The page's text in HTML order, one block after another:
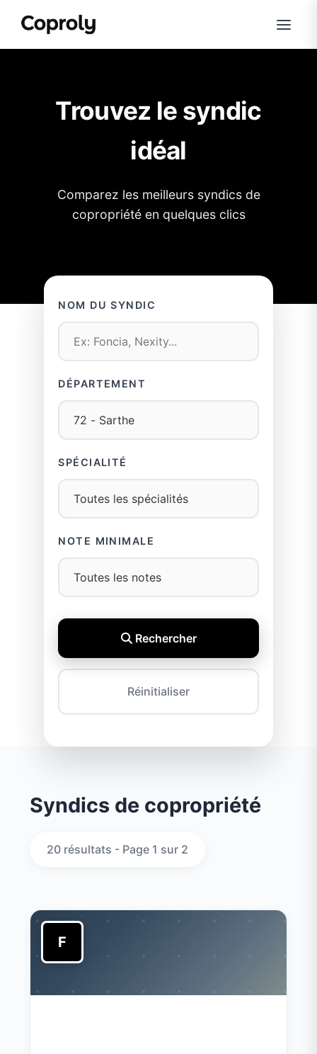
Trouvez le syndic
idéal
Comparez les meilleurs syndics de
copropriété en quelques clics
NOM DU SYNDIC
DÉPARTEMENT
SPÉCIALITÉ
NOTE MINIMALE
Rechercher
Réinitialiser
Syndics de copropriété
20 résultats - Page 1 sur 2
F